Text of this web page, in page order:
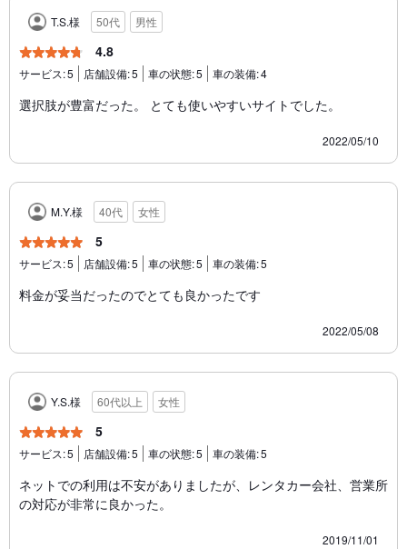
T.S.様 50代 男性
4.8
サービス:5 店舗設備:5 車の状態:5 車の装備:4
選択肢が豊富だった。 とても使いやすいサイトでした。
2022/05/10
M.Y.様 40代 女性
5
サービス:5 店舗設備:5 車の状態:5 車の装備:5
料金が妥当だったのでとても良かったです
2022/05/08
Y.S.様 60代以上 女性
5
サービス:5 店舗設備:5 車の状態:5 車の装備:5
ネットでの利用は不安がありましたが、レンタカー会社、営業所
の対応が非常に良かった。
2019/11/01